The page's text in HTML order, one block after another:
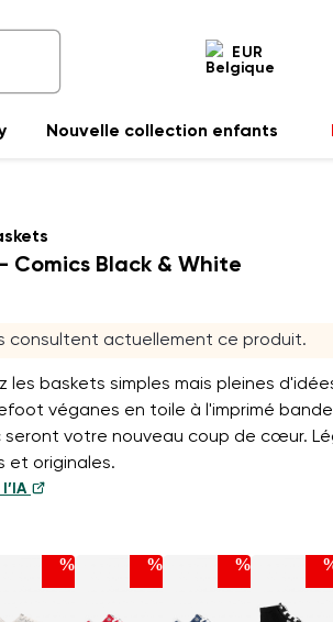
EUR
Nouvelle collection enfants
Comics Black & White
consultent actuellement ce produit.
les baskets simples mais pleines
véganes en toile à l'imprimé
seront votre nouveau coup de cœur.
et originales.
% % %